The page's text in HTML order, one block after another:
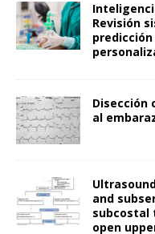
Revisión
Disección
al
and
subcostal
open